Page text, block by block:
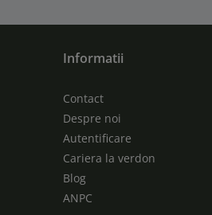
Informatii
Contact
Despre noi
Autentificare
Cariera la verdon
Blog
ANPC